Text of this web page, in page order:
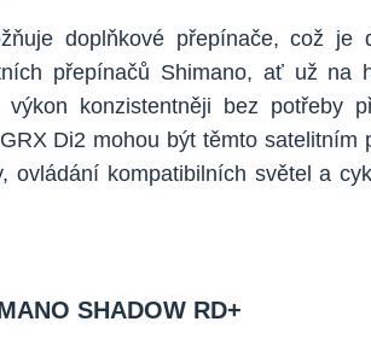
doplňkové přepínače, což je
přepínačů Shimano, ať už na
výkon konzistentněji bez potřeby
Di2 mohou být těmto
ovládání kompatibilních světel a
SHADOW RD+